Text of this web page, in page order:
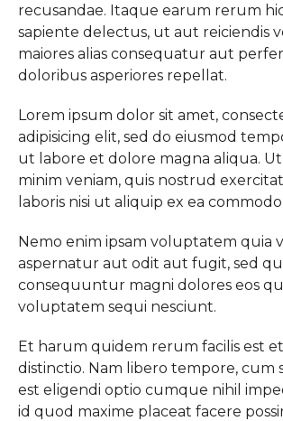
recusandae. Itaque earum rerum
sapiente delectus, ut aut reiciendis
maiores alias consequatur aut
doloribus asperiores repellat.
Lorem ipsum dolor sit amet,
adipisicing elit, sed do eiusmod
ut labore et dolore magna aliqua. Ut
minim veniam, quis nostrud
laboris nisi ut aliquip ex ea
Nemo enim ipsam voluptatem quia
aspernatur aut odit aut fugit, sed
consequuntur magni dolores eos
voluptatem sequi nesciunt.
Et harum quidem rerum facilis est
distinctio. Nam libero tempore, cum
est eligendi optio cumque nihil
id quod maxime placeat facere